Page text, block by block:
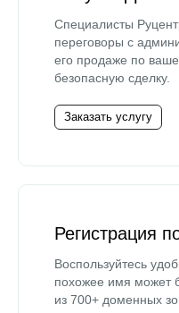
Специалисты
переговоры с
его продаже по
безопасную сделку.
Заказать услугу
Регистрация
Воспользуйтесь
похожее имя может
из 700+ доменных